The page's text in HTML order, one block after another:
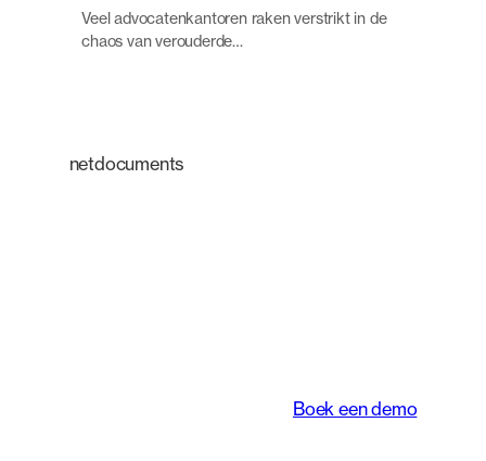
Veel advocatenkantoren raken verstrikt in de
chaos van verouderde…
netdocuments
Boek een demo